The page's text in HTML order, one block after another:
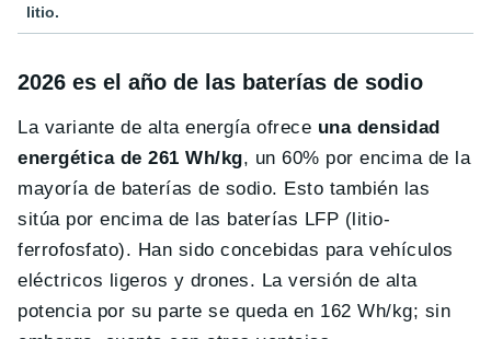
litio.
2026 es el año de las baterías de sodio
La variante de alta energía ofrece una densidad
energética de 261 Wh/kg, un 60% por encima de la
mayoría de baterías de sodio. Esto también las
sitúa por encima de las baterías LFP (litio-
ferrofosfato). Han sido concebidas para vehículos
eléctricos ligeros y drones. La versión de alta
potencia por su parte se queda en 162 Wh/kg; sin